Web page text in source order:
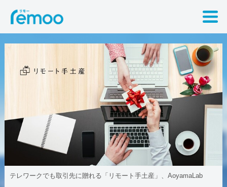
テレワークでも取引先に贈れる「リモート手土産」、AoyamaLab